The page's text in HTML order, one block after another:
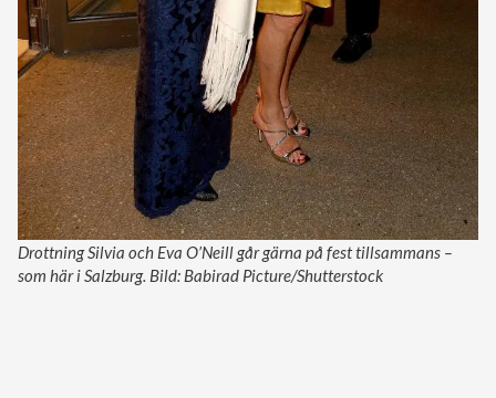
Drottning Silvia och Eva O’Neill går gärna på fest tillsammans –
som här i Salzburg. Bild: Babirad Picture/Shutterstock